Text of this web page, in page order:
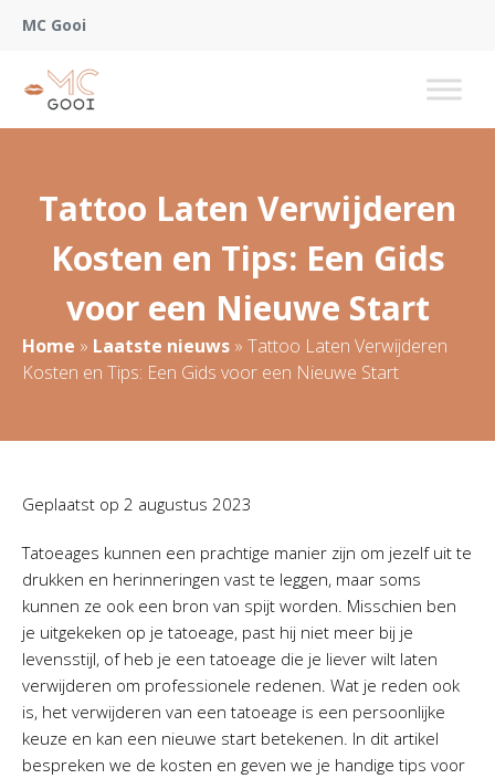
MC Gooi
Tattoo Laten Verwijderen
Kosten en Tips: Een Gids
voor een Nieuwe Start
Home » Laatste nieuws » Tattoo Laten Verwijderen
Kosten en Tips: Een Gids voor een Nieuwe Start
Geplaatst op 2 augustus 2023
Tatoeages kunnen een prachtige manier zijn om jezelf uit te
drukken en herinneringen vast te leggen, maar soms
kunnen ze ook een bron van spijt worden. Misschien ben
je uitgekeken op je tatoeage, past hij niet meer bij je
levensstijl, of heb je een tatoeage die je liever wilt laten
verwijderen om professionele redenen. Wat je reden ook
is, het verwijderen van een tatoeage is een persoonlijke
keuze en kan een nieuwe start betekenen. In dit artikel
bespreken we de kosten en geven we je handige tips voor